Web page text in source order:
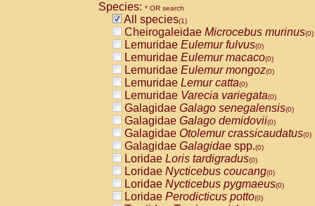
CebidaeCebus capucinus
CebidaeCebus nigrivittatus
CebidaeCebus spp.(0)
CebidaeSaimiri boliviensis(0)
CebidaeSaimiri sciureus(0)
AtelidaeAlouatta caraya(0)
AtelidaeAlouatta fusca(0)
AtelidaeAlouatta seniculus(0)
AtelidaeAlouattaspp.(0)
AtelidaeAteles belzebuth(0)
AtelidaeAteles geoffroyi(0)
AtelidaeAteles paniscus(0)
AtelidaeAtelesspp.(0)
AtelidaeLagothrix lagothricha(0)
AtelidaeLagothrix lagothricha cana
PitheciidaeCacajao calvus
Species: * OR search
All species(1)
Cheirogaleidae Microcebus murinus(0)
Lemuridae Eulemur fulvus(0)
Lemuridae Eulemur macaco(0)
Lemuridae Eulemur mongoz(0)
Lemuridae Lemur catta(0)
Lemuridae Varecia variegata(0)
Galagidae Galago senegalensis(0)
Galagidae Galago demidovii(0)
Galagidae Otolemur crassicaudatus(0)
Galagidae Galagidae spp.(0)
Loridae Loris tardigradus(0)
Loridae Nycticebus coucang(0)
Loridae Nycticebus pygmaeus(0)
Loridae Perodicticus potto(0)